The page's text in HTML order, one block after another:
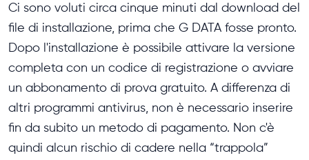
Ci sono voluti circa cinque minuti dal download del
file di installazione, prima che G DATA fosse pronto.
Dopo l'installazione è possibile attivare la versione
completa con un codice di registrazione o avviare
un abbonamento di prova gratuito. A differenza di
altri programmi antivirus, non è necessario inserire
fin da subito un metodo di pagamento. Non c'è
quindi alcun rischio di cadere nella “trappola”